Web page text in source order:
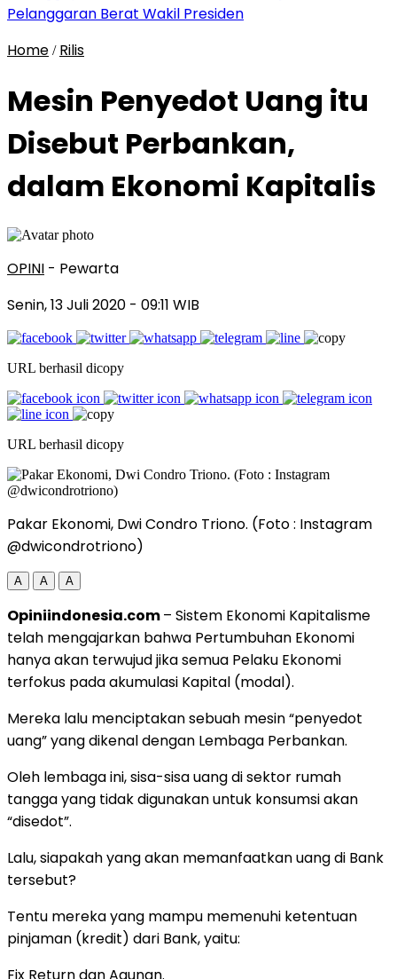
Pelanggaran Berat Wakil Presiden
Home / Rilis
Mesin Penyedot Uang itu
Disebut Perbankan,
dalam Ekonomi Kapitalis
OPINI - Pewarta
Senin, 13 Juli 2020 - 09:11 WIB
URL berhasil dicopy
URL berhasil dicopy
Pakar Ekonomi, Dwi Condro Triono. (Foto : Instagram
@dwicondrotriono)
A A A
Opiniindonesia.com– Sistem Ekonomi Kapitalisme
telah mengajarkan bahwa Pertumbuhan Ekonomi
hanya akan terwujud jika semua Pelaku Ekonomi
terfokus pada akumulasi Kapital (modal).
Mereka lalu menciptakan sebuah mesin “penyedot
uang” yang dikenal dengan Lembaga Perbankan.
Oleh lembaga ini, sisa-sisa uang di sektor rumah
tangga yang tidak digunakan untuk konsumsi akan
“disedot”.
Lalu, siapakah yang akan memanfaatkan uang di Bank
tersebut?
Tentu mereka yang mampu memenuhi ketentuan
pinjaman (kredit) dari Bank, yaitu:
Fix Return dan Agunan.